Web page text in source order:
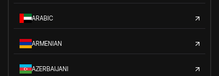
ARABIC
ARMENIAN
AZERBAIJANI